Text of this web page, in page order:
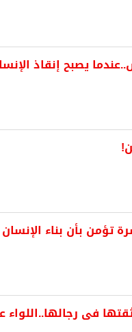
يصبح إنقاذ
بأن بناء الإنسان
فى رجالها..اللواء